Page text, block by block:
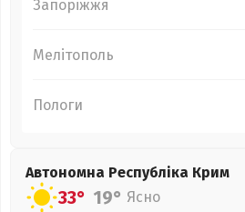
Запоріжжя
Мелітополь
Пологи
Автономна Республіка Крим
33° 19° Ясно